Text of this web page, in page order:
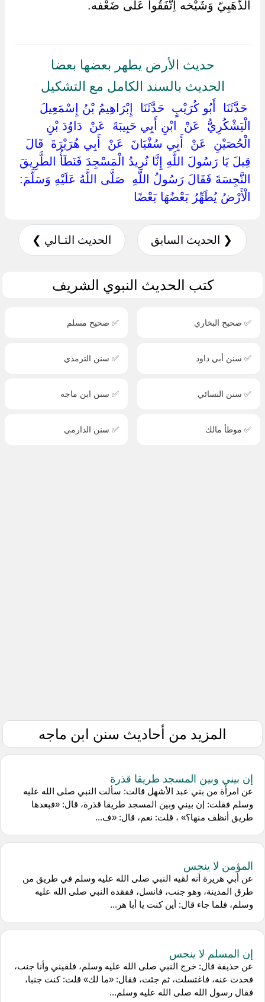
الذَّهَبِيّ وَشَيْخه اِتَّفَقُوا عَلَى ضَعْفه.
حديث الأرض يطهر بعضها بعضا
الحديث بالسند الكامل مع التشكيل
‏ ‏حَدَّثَنَا ‏ ‏أَبُو كُرَيْبٍ ‏ ‏حَدَّثَنَا ‏ ‏إِبْرَاهِيمُ بْنُ إِسْمَعِيلَ
الْيَشْكُرِيُّ ‏ ‏عَنْ ‏ ‏ابْنِ أَبِي حَبِيبَةَ ‏ ‏عَنْ ‏ ‏دَاوُدَ بْنِ
الْحُصَيْنِ ‏ ‏عَنْ ‏ ‏أَبِي سُفْيَانَ ‏ ‏عَنْ ‏ ‏أَبِي هُرَيْرَةَ ‏ ‏قَالَ ‏
‏قِيلَ يَا رَسُولَ اللَّهِ إِنَّا نُرِيدُ الْمَسْجِدَ فَنَطَأُ الطَّرِيقَ
النَّجِسَةَ فَقَالَ رَسُولُ اللَّهِ ‏ ‏صَلَّى اللَّهُ عَلَيْهِ وَسَلَّمَ: ‏
‏الْأَرْضُ يُطَهِّرُ بَعْضُهَا بَعْضًا ‏
❮ الحديث السابق الحديث التـالي ❯
كتب الحديث النبوي الشريف
✅ صحيح البخاري ✅ صحيح مسلم
✅ سنن أبي داود ✅ سنن الترمذي
✅ سنن النسائي ✅ سنن ابن ماجه
✅ موطأ مالك ✅ سنن الدارمي
المزيد من أحاديث سنن ابن ماجه
إن بيني وبين المسجد طريقا قذرة
عن امرأة من بني عبد الأشهل قالت: سألت النبي صلى الله عليه
وسلم فقلت: إن بيني وبين المسجد طريقا قذرة، قال: «فبعدها
طريق أنظف منها؟» ، قلت: نعم، قال: «ف...
المؤمن لا ينجس
عن أبي هريرة أنه لقيه النبي صلى الله عليه وسلم في طريق من
طرق المدينة، وهو جنب، فانسل، ففقده النبي صلى الله عليه
وسلم، فلما جاء قال: أين كنت يا أبا هر...
إن المسلم لا ينجس
عن حذيفة قال: خرج النبي صلى الله عليه وسلم، فلقيني وأنا جنب،
فحدت عنه، فاغتسلت، ثم جئت، فقال: «ما لك» قلت: كنت جنبا،
فقال رسول الله صلى الله عليه وسلم...